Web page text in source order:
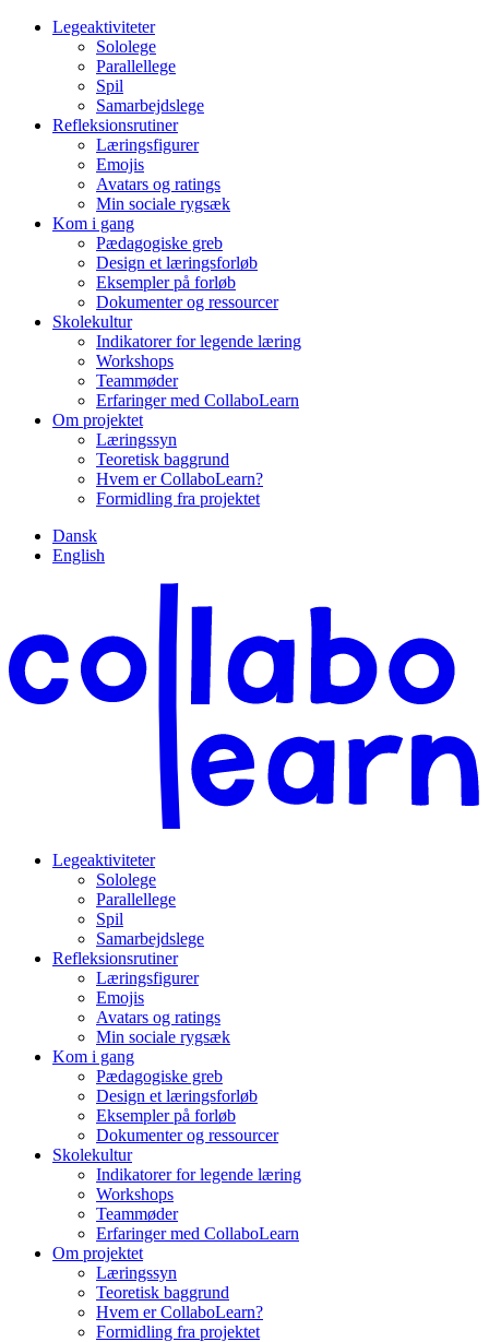
Legeaktiviteter
Sololege
Parallellege
Spil
Samarbejdslege
Refleksionsrutiner
Læringsfigurer
Emojis
Avatars og ratings
Min sociale rygsæk
Kom i gang
Pædagogiske greb
Design et læringsforløb
Eksempler på forløb
Dokumenter og ressourcer
Skolekultur
Indikatorer for legende læring
Workshops
Teammøder
Erfaringer med CollaboLearn
Om projektet
Læringssyn
Teoretisk baggrund
Hvem er CollaboLearn?
Formidling fra projektet
Dansk
English
Legeaktiviteter
Sololege
Parallellege
Spil
Samarbejdslege
Refleksionsrutiner
Læringsfigurer
Emojis
Avatars og ratings
Min sociale rygsæk
Kom i gang
Pædagogiske greb
Design et læringsforløb
Eksempler på forløb
Dokumenter og ressourcer
Skolekultur
Indikatorer for legende læring
Workshops
Teammøder
Erfaringer med CollaboLearn
Om projektet
Læringssyn
Teoretisk baggrund
Hvem er CollaboLearn?
Formidling fra projektet